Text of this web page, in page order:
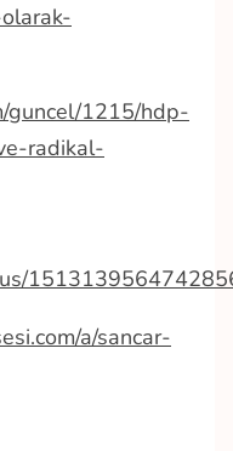
guncel/1215/hdp-
radikal-
a/sancar-